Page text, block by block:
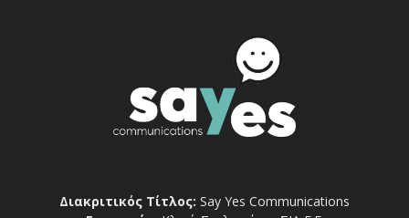
Διακριτικός Τίτλος: Say Yes Communications